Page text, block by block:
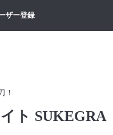
ザー登録
！
ト SUKEGRA